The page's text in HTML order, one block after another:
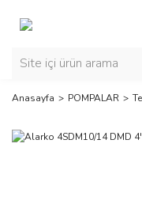
Anasayfa POMPALAR